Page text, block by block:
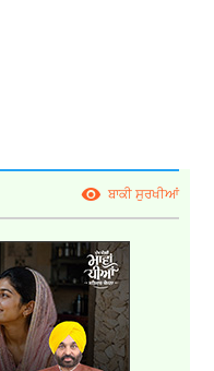
ਬਾਕੀ ਸੁਰਖੀਆਂ